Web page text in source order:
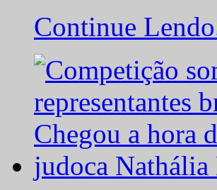
Continue